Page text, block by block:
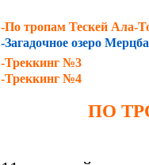
-По тропам Тескей Ала-
-Загадочное озеро
-Треккинг №3
-Треккинг №4
ПО